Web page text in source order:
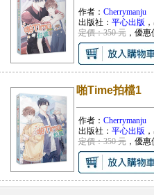
作者： Cherrymanju
出版社： 平心出版
定價：350 元，優惠
啪Time拍檔1
作者： Cherrymanju
出版社： 平心出版
定價：350 元，優惠